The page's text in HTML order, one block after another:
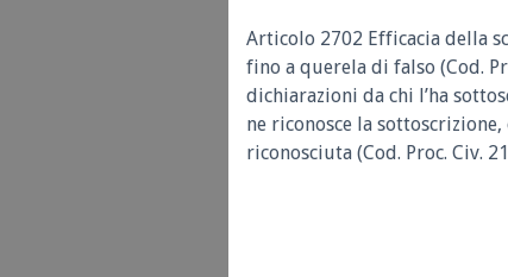
Articolo 2702 Efficacia della
fino a querela di falso (Cod.
dichiarazioni da chi l’ha
ne riconosce la
riconosciuta (Cod. Proc. Civ.